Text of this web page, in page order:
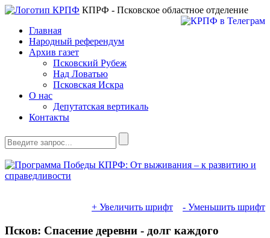
КПРФ - Псковское областное отделение
Главная
Народный референдум
Архив газет
Псковский Рубеж
Над Ловатью
Псковская Искра
О нас
Депутатская вертикаль
Контакты
+ Увеличить шрифт - Уменьшить шрифт
Псков: Спасение деревни - долг каждого